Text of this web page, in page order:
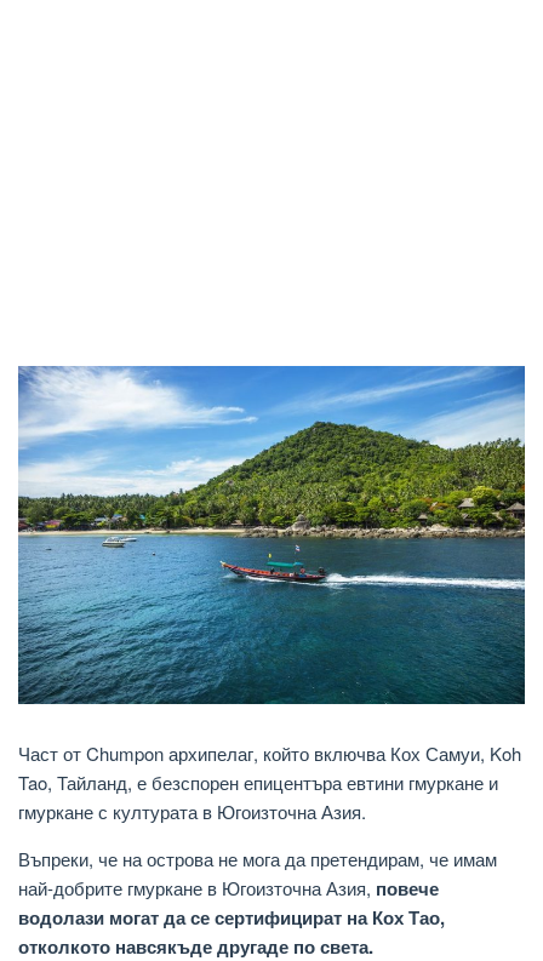
Част от Chumpon архипелаг, който включва Кох Самуи, Koh
Tao, Тайланд, е безспорен епицентъра евтини гмуркане и
гмуркане с културата в Югоизточна Азия.
Въпреки, че на острова не мога да претендирам, че имам
най-добрите гмуркане в Югоизточна Азия, повече
водолази могат да се сертифицират на Кох Тао,
отколкото навсякъде другаде по света.